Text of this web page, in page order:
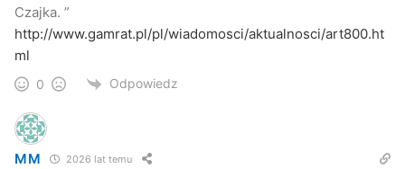
Czajka. ”
http://www.gamrat.pl/pl/wiadomosci/aktualnosci/art800.ht
ml
0 Odpowiedz
MM 2026 lat temu